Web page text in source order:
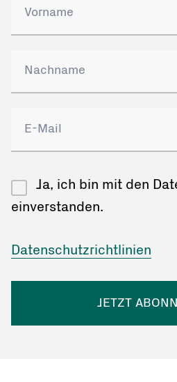
Ja, ich bin mit den
einverstanden.
Datenschutzrichtlinien
JETZT